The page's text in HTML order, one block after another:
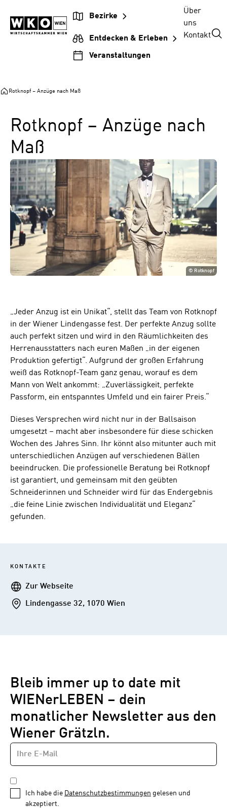
Inhalt
springen
Hauptnavigation
springen
Footer
springen
Bezirke
Entdecken & Erleben
Veranstaltungen
Über
uns
Kontakt
Rotknopf – Anzüge nach Maß
Rotknopf – Anzüge nach
Maß
© Rotknopf
„Jeder Anzug ist ein Unikat“, stellt das Team von Rotknopf
in der Wiener Lindengasse fest. Der perfekte Anzug sollte
auch perfekt sitzen und wird in den Räumlichkeiten des
Herrenausstatters nach euren Maßen „in der eigenen
Produktion gefertigt“. Aufgrund der großen Erfahrung
weiß das Rotknopf-Team ganz genau, worauf es dem
Mann von Welt ankommt: „Zuverlässigkeit, perfekte
Passform, ein entspanntes Umfeld und ein fairer Preis.“
Dieses Versprechen wird nicht nur in der Ballsaison
umgesetzt – macht aber insbesondere für diese schicken
Wochen des Jahres Sinn. Ihr könnt also mitunter auch mit
unterschiedlichen Anzügen auf verschiedenen Bällen
beeindrucken. Die professionelle Beratung bei Rotknopf
ist garantiert, und gemeinsam mit den geübten
Schneiderinnen und Schneider wird für das Endergebnis
„die feine Linie zwischen Individualität und Eleganz“
gefunden.
KONTAKTE
WebseiteZur Webseite
AddresseLindengasse 32, 1070 Wien
Bleib immer up to date mit
WIENerLEBEN – dein
monatlicher Newsletter aus den
Wiener Grätzln.
Newsletter
1
von
E-
MAIL-
ADRESSE
DATENSCHUTZBESTIMMUNGEN
*
Ich habe die Datenschutzbestimmungen gelesen und
akzeptiert.